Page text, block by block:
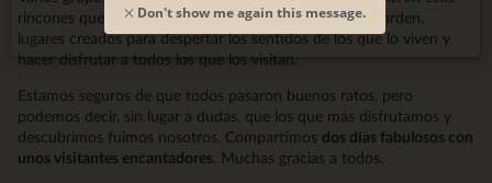
rincones que se ocultan sobre y bajo el Inhala Hotel Garden,
lugares creados para despertar los sentidos de los que lo viven y
hacer disfrutar a todos los que los visitan.
Estamos seguros de que todos pasaron buenos ratos, pero
podemos decir, sin lugar a dudas, que los que más disfrutamos y
descubrimos fuimos nosotros. Compartimos dos días fabulosos con
unos visitantes encantadores . Muchas gracias a todos.
Don't show me again this message.